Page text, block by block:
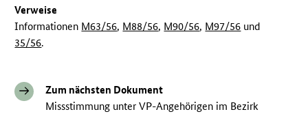
Verweise
Informationen M63/56, M88/56, M90/56, M97/56 und
35/56.
Zum nächsten Dokument
Missstimmung unter VP-Angehörigen im Bezirk